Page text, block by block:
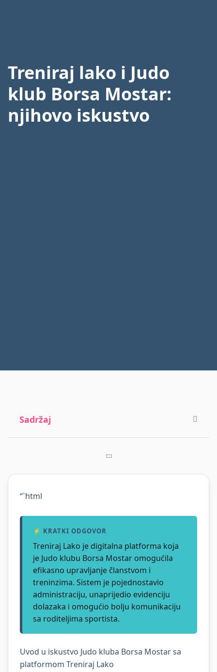
Treniraj lako i Judo
klub Borsa Mostar:
njihovo iskustvo
Sadržaj
“`html
⚡ KRATKI ODGOVOR
Treniraj Lako je digitalna platforma koja
je Judo klubu Borsa Mostar omogućila
efikasno upravljanje članstvom i
treninzima. Sistem je pojednostavio
administraciju, unaprijedio evidenciju
dolazaka i omogućio bolju komunikaciju
sa roditeljima sportista.
Uvod u iskustvo Judo kluba Borsa Mostar sa
platformom Treniraj Lako